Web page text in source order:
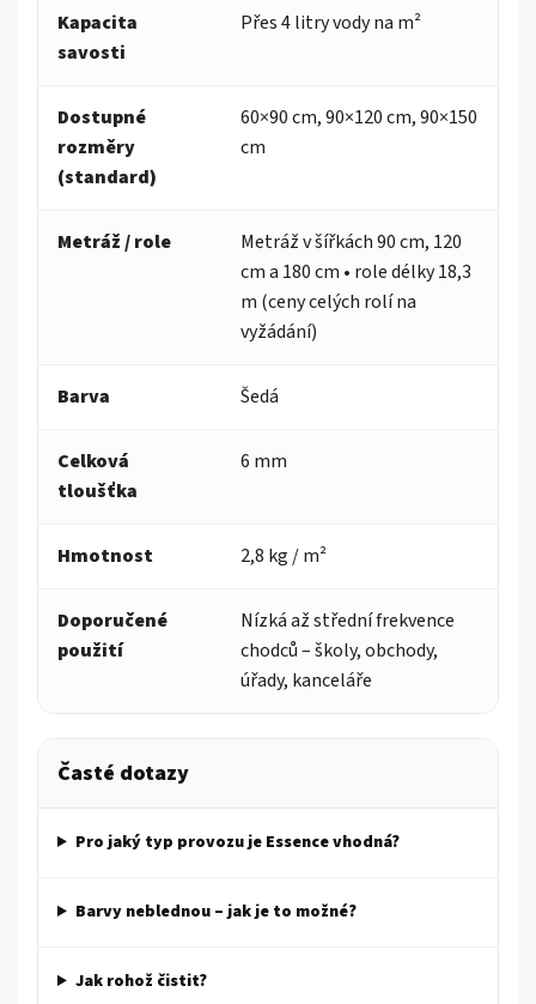
Kapacita
savosti
Přes 4 litry vody na m²
Dostupné
rozměry
(standard)
60×90 cm, 90×120 cm, 90×150
cm
Metráž / role
Metráž v šířkách 90 cm, 120
cm a 180 cm • role délky 18,3
m (ceny celých rolí na
vyžádání)
Barva Šedá
Celková
tloušťka
6 mm
Hmotnost 2,8 kg / m²
Doporučené
použití
Nízká až střední frekvence
chodců – školy, obchody,
úřady, kanceláře
Časté dotazy
Pro jaký typ provozu je Essence vhodná?
Barvy neblednou – jak je to možné?
Jak rohož čistit?